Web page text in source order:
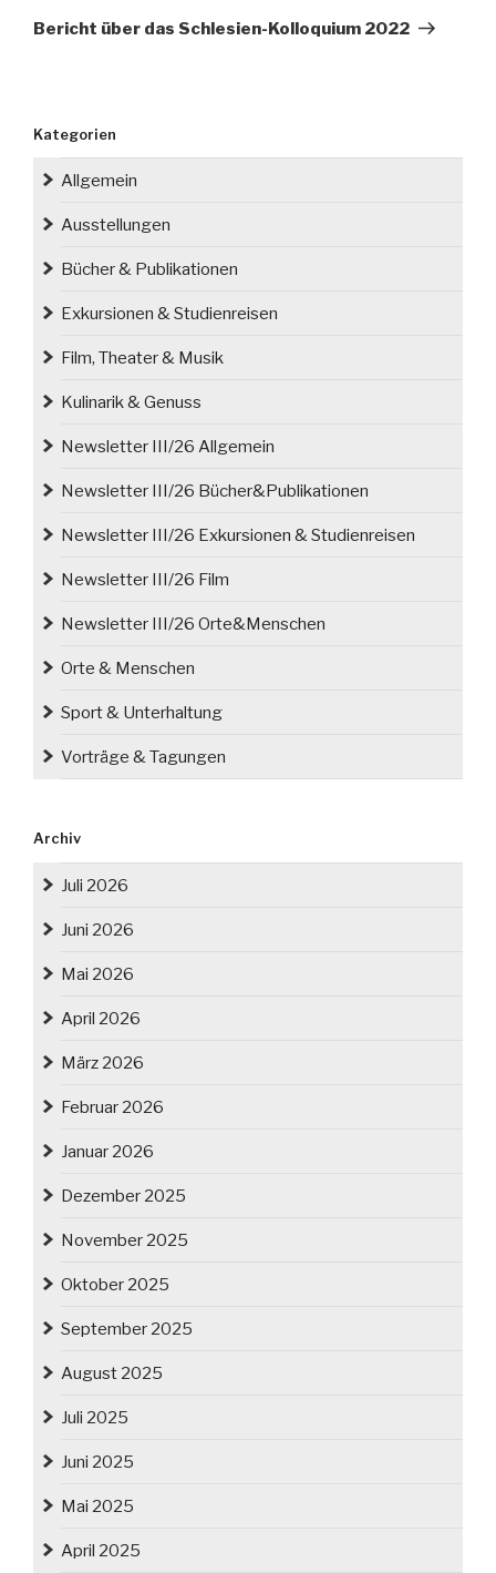
Beitrag
Bericht über das Schlesien-Kolloquium 2022
Kategorien
Allgemein
Ausstellungen
Bücher & Publikationen
Exkursionen & Studienreisen
Film, Theater & Musik
Kulinarik & Genuss
Newsletter III/26 Allgemein
Newsletter III/26 Bücher&Publikationen
Newsletter III/26 Exkursionen & Studienreisen
Newsletter III/26 Film
Newsletter III/26 Orte&Menschen
Orte & Menschen
Sport & Unterhaltung
Vorträge & Tagungen
Archiv
Juli 2026
Juni 2026
Mai 2026
April 2026
März 2026
Februar 2026
Januar 2026
Dezember 2025
November 2025
Oktober 2025
September 2025
August 2025
Juli 2025
Juni 2025
Mai 2025
April 2025